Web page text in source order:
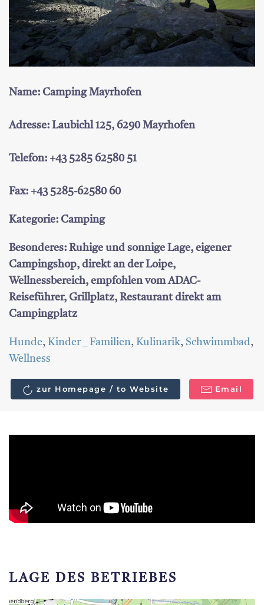
Name: Camping Mayrhofen
Adresse: Laubichl 125, 6290 Mayrhofen
Telefon: +43 5285 62580 51
Fax: +43 5285-62580 60
Kategorie: Camping
Besonderes: Ruhige und sonnige Lage, eigener
Campingshop, direkt an der Loipe,
Wellnessbereich, empfohlen vom ADAC-
Reiseführer, Grillplatz, Restaurant direkt am
Campingplatz
Hunde, Kinder _ Familien, Kulinarik, Schwimmbad,
Wellness
zur Homepage / to Website Email
LAGE DES BETRIEBES